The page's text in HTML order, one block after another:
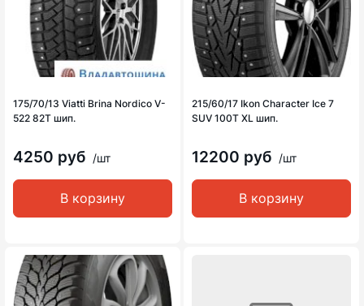
175/70/13 Viatti Brina Nordico V-
522 82T шип.
4250 руб /шт
В корзину
215/60/17 Ikon Character Ice 7
SUV 100T XL шип.
12200 руб /шт
В корзину